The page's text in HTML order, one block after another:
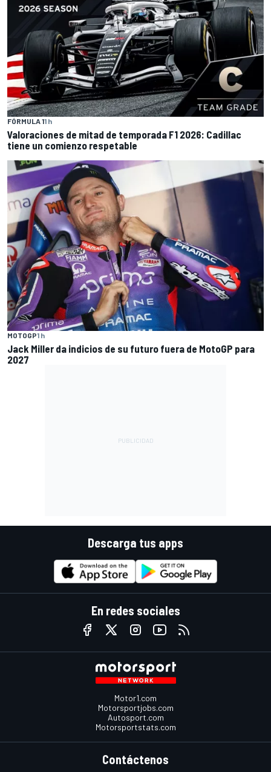
FÓRMULA 11 h
Valoraciones de mitad de temporada F1 2026: Cadillac
tiene un comienzo respetable
MOTOGP1 h
Jack Miller da indicios de su futuro fuera de MotoGP para
2027
Descarga tus apps
En redes sociales
Motor1.com
Motorsportjobs.com
Autosport.com
Motorsportstats.com
Contáctenos